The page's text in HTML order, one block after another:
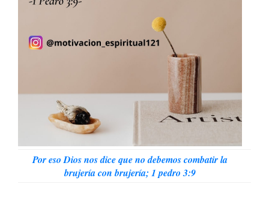
Por eso Dios nos dice que no debemos combatir la
brujería con brujería; 1 pedro 3:9